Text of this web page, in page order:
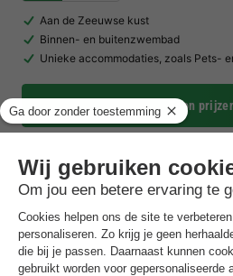
Aan de Zeeuwse kust
Binnen- en buitenzwembad
Unieke accommodaties, zoals Pets-
Toon